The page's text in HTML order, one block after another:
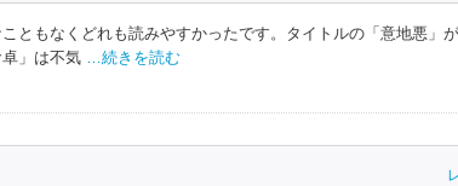
ともなくどれも読みやすかったです。タイトルの「意地悪」
」は不気 …続きを読む